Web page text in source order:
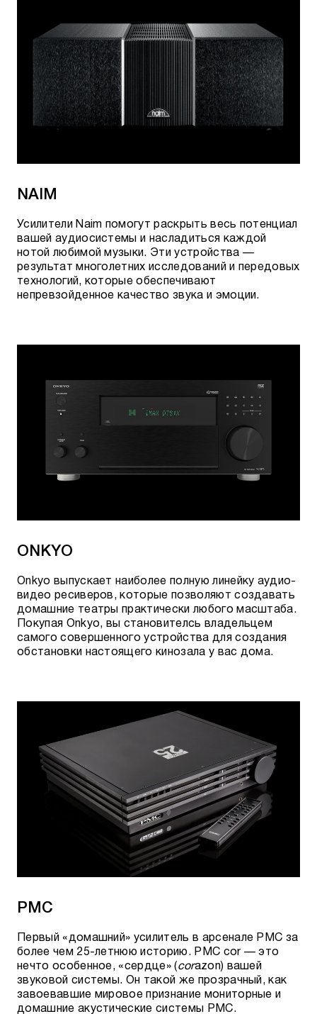
NAIM
Усилители Naim помогут раскрыть весь потенциал
вашей аудиосистемы и насладиться каждой
нотой любимой музыки. Эти устройства —
результат многолетних исследований и передовых
технологий, которые обеспечивают
непревзойденное качество звука и эмоции.
ONKYO
Onkyo выпускает наиболее полную линейку аудио-
видео ресиверов, которые позволяют создавать
домашние театры практически любого масштаба.
Покупая Onkyo, вы становителсь владельцем
самого совершенного устройства для создания
обстановки настоящего кинозала у вас дома.
PMC
Первый «домашний» усилитель в арсенале PMC за
более чем 25-летнюю историю. PMC cor — это
нечто особенное, «сердце» (corazon) вашей
звуковой системы. Он такой же прозрачный, как
завоевавшие мировое признание мониторные и
домашние акустические системы PMC.